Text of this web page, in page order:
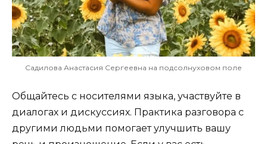
Садилова Анастасия Сергеевна на подсолнуховом поле
Общайтесь с носителями языка, участвуйте в
диалогах и дискуссиях. Практика разговора с
другими людьми помогает улучшить вашу